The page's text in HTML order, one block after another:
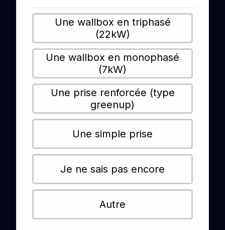
Une wallbox en triphasé
(22kW)
Une wallbox en monophasé
(7kW)
Une prise renforcée (type
greenup)
Une simple prise
Je ne sais pas encore
Autre